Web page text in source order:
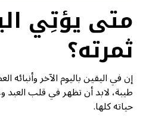
متى يؤتِي
ثمرته؟
إن في اليقين باليوم الآخر وأنبائه
طيبة، لابد أن تظهر في قلب العبد
حياته كلها.